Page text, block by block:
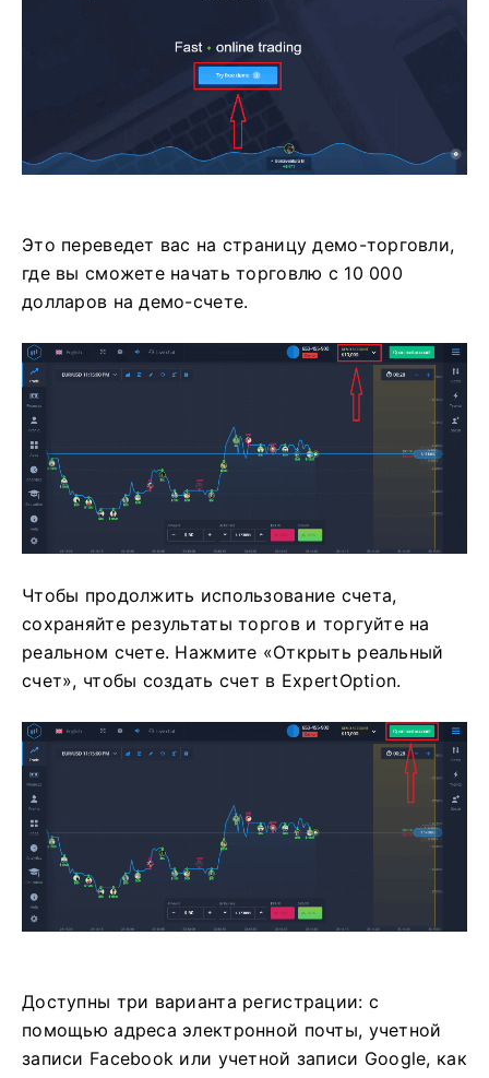
Это переведет вас на страницу демо-торговли,
где вы сможете начать торговлю с 10 000
долларов на демо-счете.
Чтобы продолжить использование счета,
сохраняйте результаты торгов и торгуйте на
реальном счете. Нажмите «Открыть реальный
счет», чтобы создать счет в ExpertOption.
Доступны три варианта регистрации: с
помощью адреса электронной почты, учетной
записи Facebook или учетной записи Google, как